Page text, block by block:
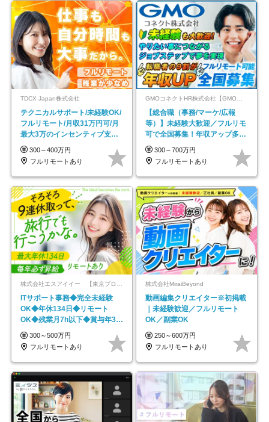
TDCX Japan株式会社
テクニカルサポート/未経験OK/
フルリモート/月収31万円可/月
最大3万のインセンティブ支給/
平均年齢33歳
300～400万円
フルリモートあり
GMOコネクトHR株式会社【GMOインターネットグループ】
【総合職（事務/マーケ/広報
等）】未経験大歓迎／フルリモ
可で全国募集！年収アップ多数
★年休最大130日★
300～700万円
フルリモートあり
株式会社エスアイイー 【東京プロマーケット上場】
ITサポート事務◆完全未経験
OK◆年休134日◆リモート
OK◆残業月7h以下◆賞与年3回
◆5年目まで必ず昇給
300～500万円
フルリモートあり
株式会社MiraiBeyond
動画編集クリエイター※初掲載
｜未経験歓迎／フルリモート
OK／副業OK
250～600万円
フルリモートあり